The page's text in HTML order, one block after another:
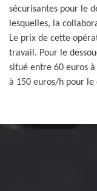
sécurisantes pour le
lesquelles, la
Le prix de cette
travail. Pour le
situé entre 60 euros
à 150 euros/h pour le